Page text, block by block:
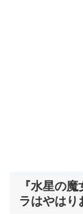
『水星の
ラはやはり